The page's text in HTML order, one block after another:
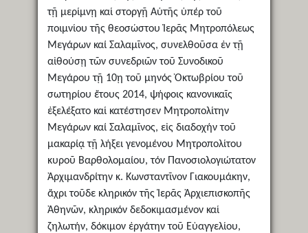
τῇ μερίμνῃ καί στοργῇ Αὑτῆς ὑπέρ τοῦ
ποιμνίου τῆς θεοσώστου Ἱερᾶς Μητροπόλεως
Μεγάρων καί Σαλαμῖνος, συνελθοῦσα ἐν τῇ
αἰθούσῃ τῶν συνεδριῶν τοῦ Συνοδικοῦ
Μεγάρου τῇ 10ῃ τοῦ μηνός Ὀκτωβρίου τοῦ
σωτηρίου ἔτους 2014, ψήφοις κανονικαῖς
ἐξελέξατο καί κατέστησεν Μητροπολίτην
Μεγάρων καί Σαλαμῖνος, εἰς διαδοχήν τοῦ
μακαρίᾳ τῇ λήξει γενομένου Μητροπολίτου
κυροῦ Βαρθολομαίου, τόν Πανοσιολογιώτατον
Ἀρχιμανδρίτην κ. Κωνσταντῖνον Γιακουμάκην,
ἄχρι τοῦδε κληρικόν τῆς Ἱερᾶς Ἀρχιεπισκοπῆς
Ἀθηνῶν, κληρικόν δεδοκιμασμένον καί
ζηλωτήν, δόκιμον ἐργάτην τοῦ Εὐαγγελίου,